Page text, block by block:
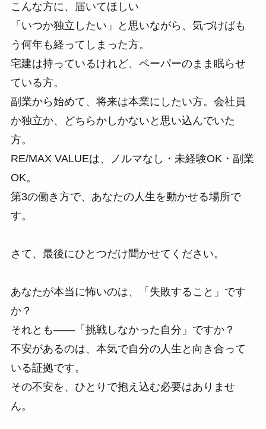
こんな方に、届いてほしい
「いつか独立したい」と思いながら、気づけばも
う何年も経ってしまった方。
宅建は持っているけれど、ペーパーのまま眠らせ
ている方。
副業から始めて、将来は本業にしたい方。会社員
か独立か、どちらかしかないと思い込んでいた
方。
RE/MAX VALUEは、ノルマなし・未経験OK・副業
OK。
第3の働き方で、あなたの人生を動かせる場所で
す。
さて、最後にひとつだけ聞かせてください。
あなたが本当に怖いのは、「失敗すること」です
か？
それとも――「挑戦しなかった自分」ですか？
不安があるのは、本気で自分の人生と向き合って
いる証拠です。
その不安を、ひとりで抱え込む必要はありませ
ん。